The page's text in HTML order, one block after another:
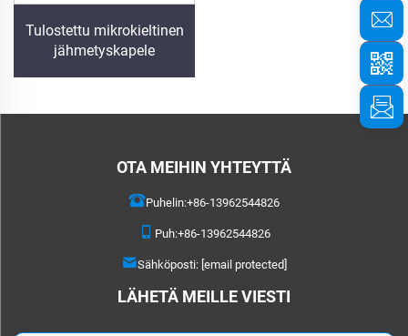
Tulostettu mikrokieltinen
jähmetyskapele
OTA MEIHIN YHTEYTTÄ
Puhelin:+86-13962544826
Puh:+86-13962544826
Sähköposti: [email protected]
LÄHETÄ MEILLE VIESTI